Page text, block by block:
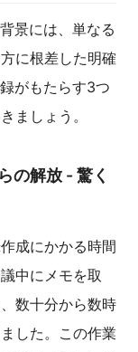
景には、単なる
に根差した明確
がもたらす3つ
ましょう。
の解放 - 驚く
成にかかる時間
中にメモを取
数十分から数時
した。この作業